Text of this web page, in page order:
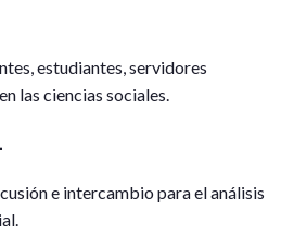
estudiantes, servidores
las ciencias sociales.
e intercambio para el análisis